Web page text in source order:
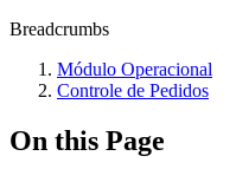
Breadcrumbs
Módulo Operacional
Controle de Pedidos
On this Page